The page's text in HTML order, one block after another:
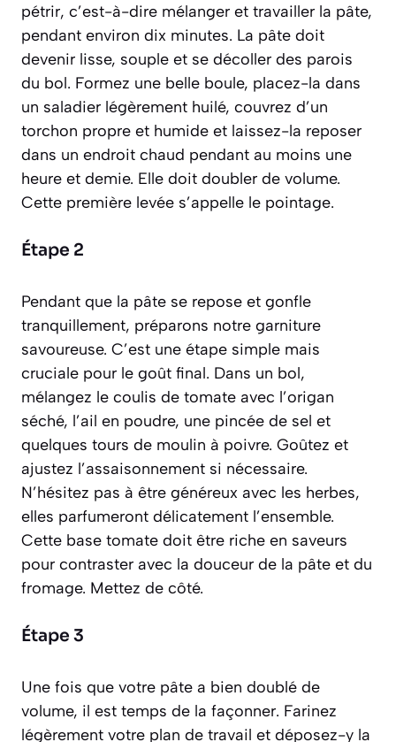
pétrir, c’est-à-dire mélanger et travailler la pâte,
pendant environ dix minutes. La pâte doit
devenir lisse, souple et se décoller des parois
du bol. Formez une belle boule, placez-la dans
un saladier légèrement huilé, couvrez d’un
torchon propre et humide et laissez-la reposer
dans un endroit chaud pendant au moins une
heure et demie. Elle doit doubler de volume.
Cette première levée s’appelle le pointage.
Étape 2
Pendant que la pâte se repose et gonfle
tranquillement, préparons notre garniture
savoureuse. C’est une étape simple mais
cruciale pour le goût final. Dans un bol,
mélangez le coulis de tomate avec l’origan
séché, l’ail en poudre, une pincée de sel et
quelques tours de moulin à poivre. Goûtez et
ajustez l’assaisonnement si nécessaire.
N’hésitez pas à être généreux avec les herbes,
elles parfumeront délicatement l’ensemble.
Cette base tomate doit être riche en saveurs
pour contraster avec la douceur de la pâte et du
fromage. Mettez de côté.
Étape 3
Une fois que votre pâte a bien doublé de
volume, il est temps de la façonner. Farinez
légèrement votre plan de travail et déposez-y la